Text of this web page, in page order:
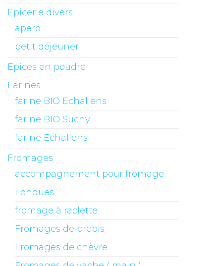
Epicerie divers
apero
petit déjeuner
Epices en poudre
Farines
farine BIO Echallens
farine BIO Suchy
farine Echallens
Fromages
accompagnement pour fromage
Fondues
fromage à raclette
Fromages de brebis
Fromages de chèvre